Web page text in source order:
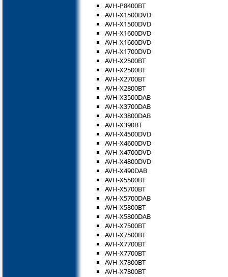
AVH-P8400BT
AVH-X1500DVD
AVH-X1500DVD
AVH-X1600DVD
AVH-X1600DVD
AVH-X1700DVD
AVH-X2500BT
AVH-X2500BT
AVH-X2700BT
AVH-X2800BT
AVH-X3500DAB
AVH-X3700DAB
AVH-X3800DAB
AVH-X390BT
AVH-X4500DVD
AVH-X4600DVD
AVH-X4700DVD
AVH-X4800DVD
AVH-X490DAB
AVH-X5500BT
AVH-X5700BT
AVH-X5700DAB
AVH-X5800BT
AVH-X5800DAB
AVH-X7500BT
AVH-X7500BT
AVH-X7700BT
AVH-X7700BT
AVH-X7800BT
AVH-X7800BT